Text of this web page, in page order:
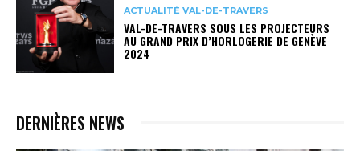
ACTUALITÉ VAL-DE-TRAVERS
VAL-DE-TRAVERS SOUS LES PROJECTEURS
AU GRAND PRIX D’HORLOGERIE DE GENÈVE
2024
DERNIÈRES NEWS